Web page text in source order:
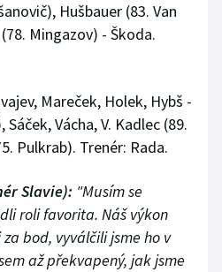
Hušbauer (83. Van
Mingazov) - Škoda.
Mareček, Holek, Hybš -
Vácha, V. Kadlec (89.
Pulkrab). Trenér: Rada.
Slavie): "Musím se
roli favorita. Náš výkon
bod, vyválčili jsme ho v
až překvapený, jak jsme